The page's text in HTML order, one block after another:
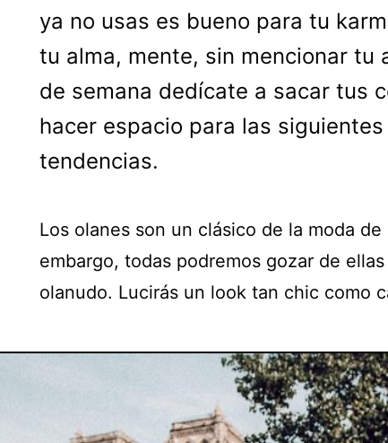
ya no usas es bueno para tu
tu alma, mente, sin mencionar tu
de semana dedícate a sacar tus
hacer espacio para las
tendencias.
Los olanes son un clásico de la moda
embargo, todas podremos gozar de
olanudo. Lucirás un look tan chic como